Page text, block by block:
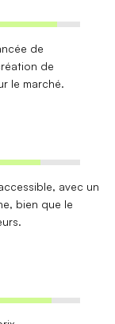
de
de
le marché.
avec un
, bien que le